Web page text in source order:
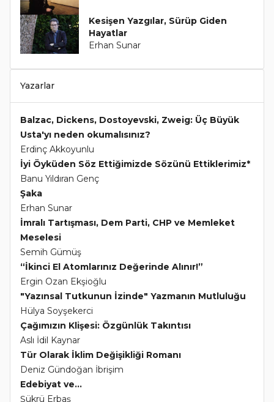
Kesişen Yazgılar, Sürüp Giden
Hayatlar
Erhan Sunar
Yazarlar
Balzac, Dickens, Dostoyevski, Zweig: Üç Büyük
Usta'yı neden okumalısınız?
Erdinç Akkoyunlu
İyi Öyküden Söz Ettiğimizde Sözünü Ettiklerimiz*
Banu Yıldıran Genç
Şaka
Erhan Sunar
İmralı Tartışması, Dem Parti, CHP ve Memleket
Meselesi
Semih Gümüş
“İkinci El Atomlarınız Değerinde Alınır!”
Ergin Ozan Ekşioğlu
"Yazınsal Tutkunun İzinde" Yazmanın Mutluluğu
Hülya Soyşekerci
Çağımızın Klişesi: Özgünlük Takıntısı
Aslı İdil Kaynar
Tür Olarak İklim Değişikliği Romanı
Deniz Gündoğan İbrişim
Edebiyat ve...
Şükrü Erbaş